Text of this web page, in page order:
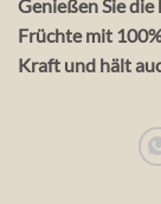
Genießen Sie
Früchte mit
Kraft und hält